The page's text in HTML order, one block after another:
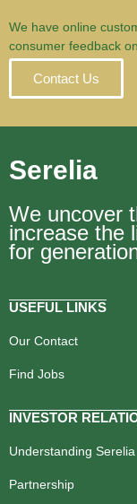
We have online
consumer feedback
Contact Us
Serelia
We uncover
increase the
for
USEFUL LINKS
Our Contact
Find Jobs
INVESTOR
Understanding Serelia
Partnership